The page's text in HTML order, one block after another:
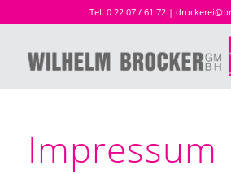
Tel. 0 22 07 / 61 72|
Impressum